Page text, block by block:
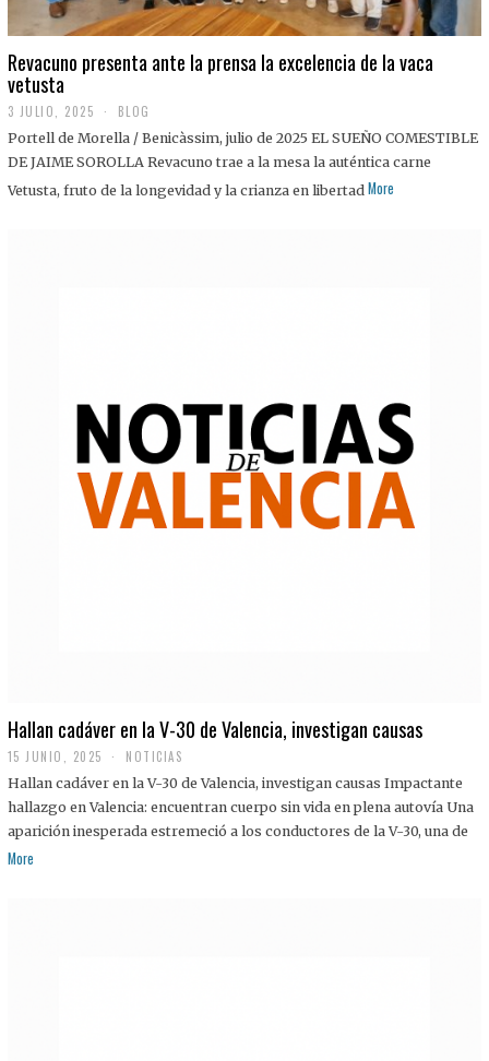
Revacuno presenta ante la prensa la excelencia de la vaca
vetusta
3 JULIO, 2025
J
U
I
BLOG
Portell de Morella / Benicàssim, julio de 2025 EL SUEÑO COMESTIBLE
DE JAIME SOROLLA Revacuno trae a la mesa la auténtica carne
Vetusta, fruto de la longevidad y la crianza en libertad More
Hallan cadáver en la V-30 de Valencia, investigan causas
15 JUNIO, 2025 NOTICIAS
Hallan cadáver en la V-30 de Valencia, investigan causas Impactante
hallazgo en Valencia: encuentran cuerpo sin vida en plena autovía Una
aparición inesperada estremeció a los conductores de la V-30, una de
More